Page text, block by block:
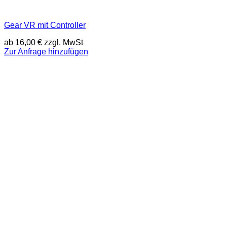
Gear VR mit Controller
ab 16,00 € zzgl. MwSt
Zur Anfrage hinzufügen